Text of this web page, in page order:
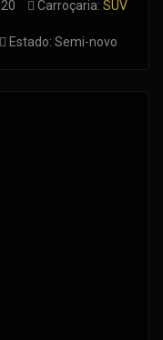
Carroçaria: SUV
Estado: Semi-novo